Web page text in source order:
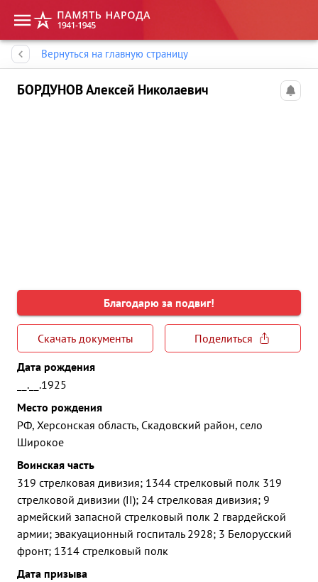
Вернуться на главную страницу
БОРДУНОВ Алексей Николаевич
Благодарю за подвиг!
Скачать документы
Поделиться
Дата рождения
__.__.1925
Место рождения
РФ, Херсонская область, Скадовский район, село
Широкое
Воинская часть
319 стрелковая дивизия; 1344 стрелковый полк 319
стрелковой дивизии (II); 24 стрелковая дивизия; 9
армейский запасной стрелковый полк 2 гвардейской
армии; эвакуационный госпиталь 2928; 3 Белорусский
фронт; 1314 стрелковый полк
Дата призыва
Память народа